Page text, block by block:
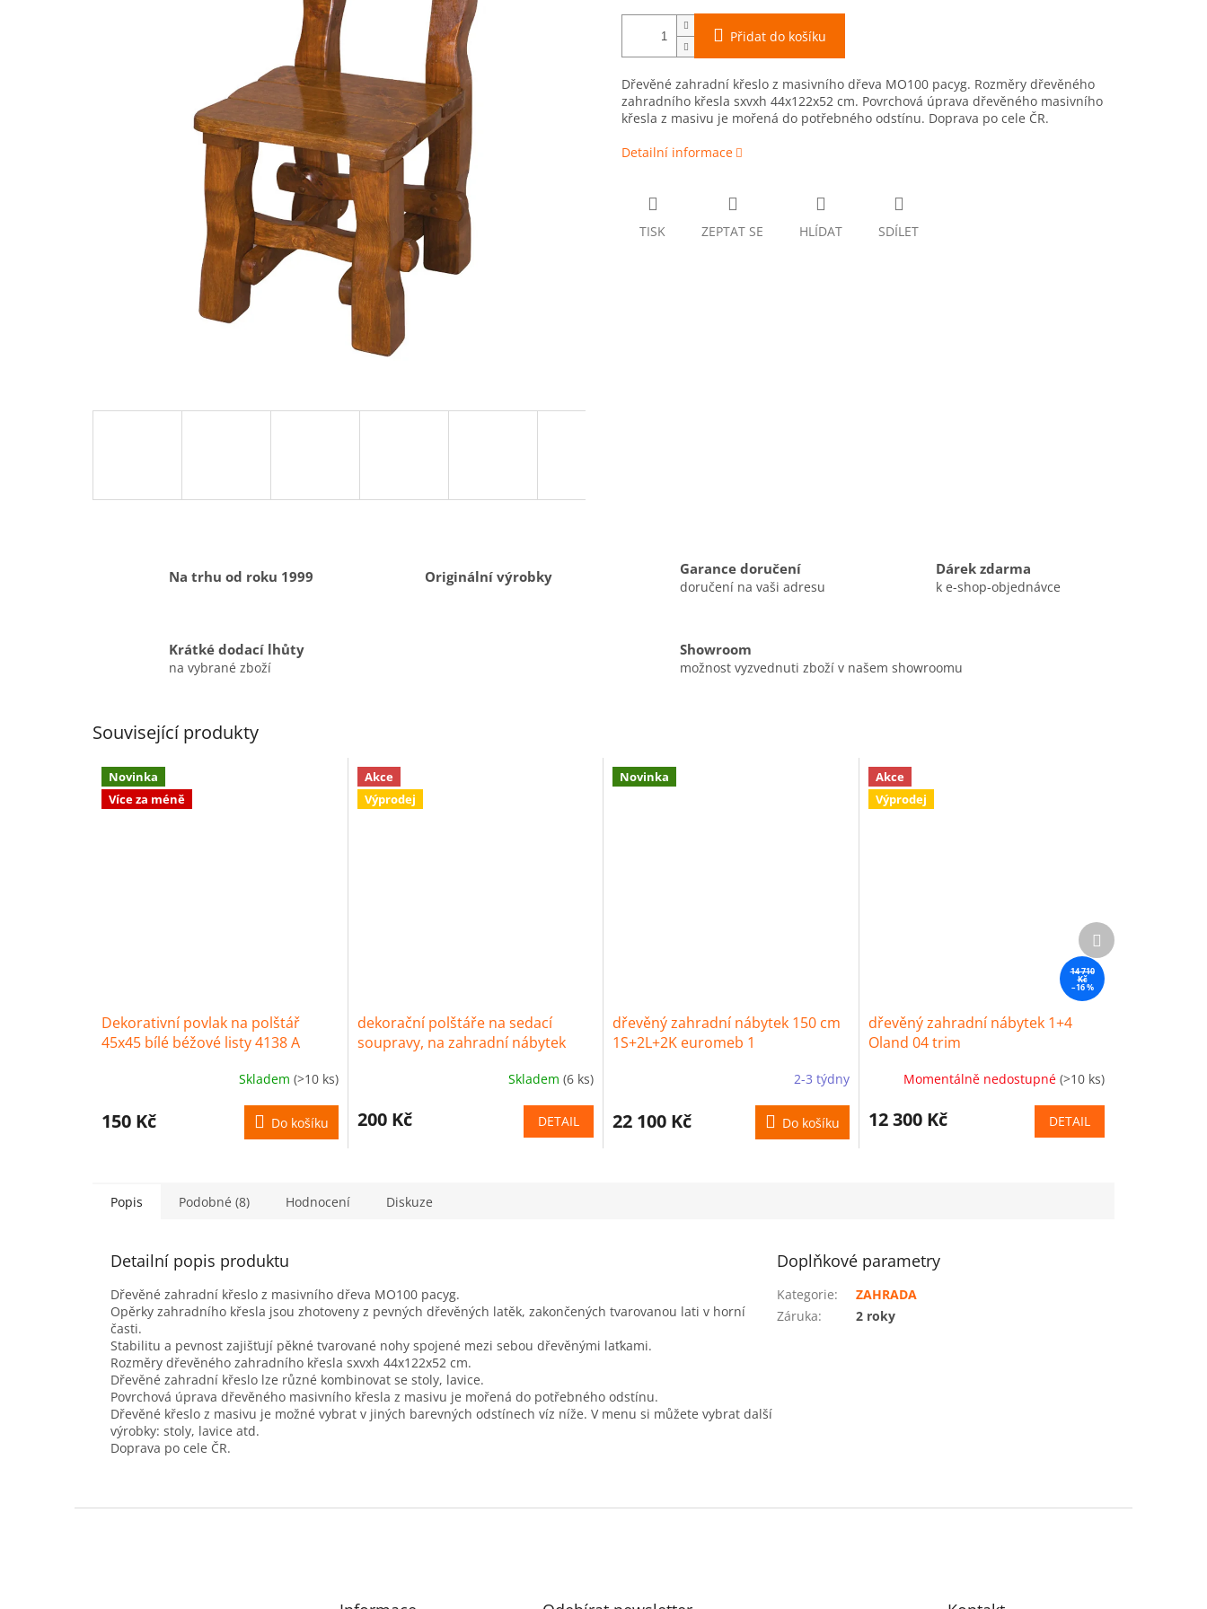
Přidat do košíku
Dřevěné zahradní křeslo z masivního dřeva MO100 pacyg. Rozměry dřevěného
zahradního křesla sxvxh 44x122x52 cm. Povrchová úprava dřevěného masivního
křesla z masivu je mořená do potřebného odstínu. Doprava po cele ČR.
Detailní informace
TISK ZEPTAT SE HLÍDAT SDÍLET
Na trhu od roku 1999 Originální výrobky Garance doručení
doručení na vaši adresu
Dárek zdarma
k e-shop-objednávce
Krátké dodací lhůty
na vybrané zboží
Showroom
možnost vyzvednuti zboží v našem showroomu
Související produkty
Novinka
Více za méně
Dekorativní povlak na polštář
45x45 bílé béžové listy 4138 A
Skladem (>10 ks)
150 Kč Do košíku
Akce
Výprodej
dekorační polštáře na sedací
soupravy, na zahradní nábytek
Skladem (6 ks)
200 Kč DETAIL
Novinka
dřevěný zahradní nábytek 150 cm
1S+2L+2K euromeb 1
2-3 týdny
22 100 Kč Do košíku
Akce
Výprodej
14 710
Kč
–16 %
dřevěný zahradní nábytek 1+4
Oland 04 trim
Momentálně nedostupné (>10 ks)
12 300 Kč DETAIL
Další
produkt
Popis Podobné (8) Hodnocení Diskuze
Detailní popis produktu
Dřevěné zahradní křeslo z masivního dřeva MO100 pacyg.
Opěrky zahradního křesla jsou zhotoveny z pevných dřevěných latěk, zakončených tvarovanou lati v horní
časti.
Stabilitu a pevnost zajišťují pěkné tvarované nohy spojené mezi sebou dřevěnými laťkami.
Rozměry dřevěného zahradního křesla sxvxh 44x122x52 cm.
Dřevěné zahradní křeslo lze různé kombinovat se stoly, lavice.
Povrchová úprava dřevěného masivního křesla z masivu je mořená do potřebného odstínu.
Dřevěné křeslo z masivu je možné vybrat v jiných barevných odstínech víz níže. V menu si můžete vybrat další
výrobky: stoly, lavice atd.
Doprava po cele ČR.
Doplňkové parametry
Kategorie:
ZAHRADA
Záruka: 2 roky